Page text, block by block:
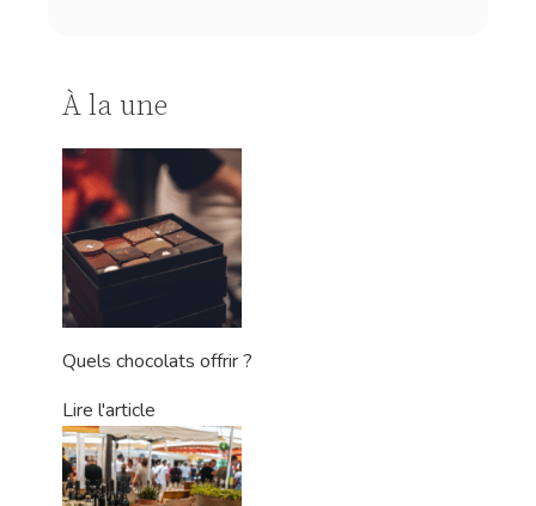
À la une
Quels chocolats offrir ?
Lire l'article